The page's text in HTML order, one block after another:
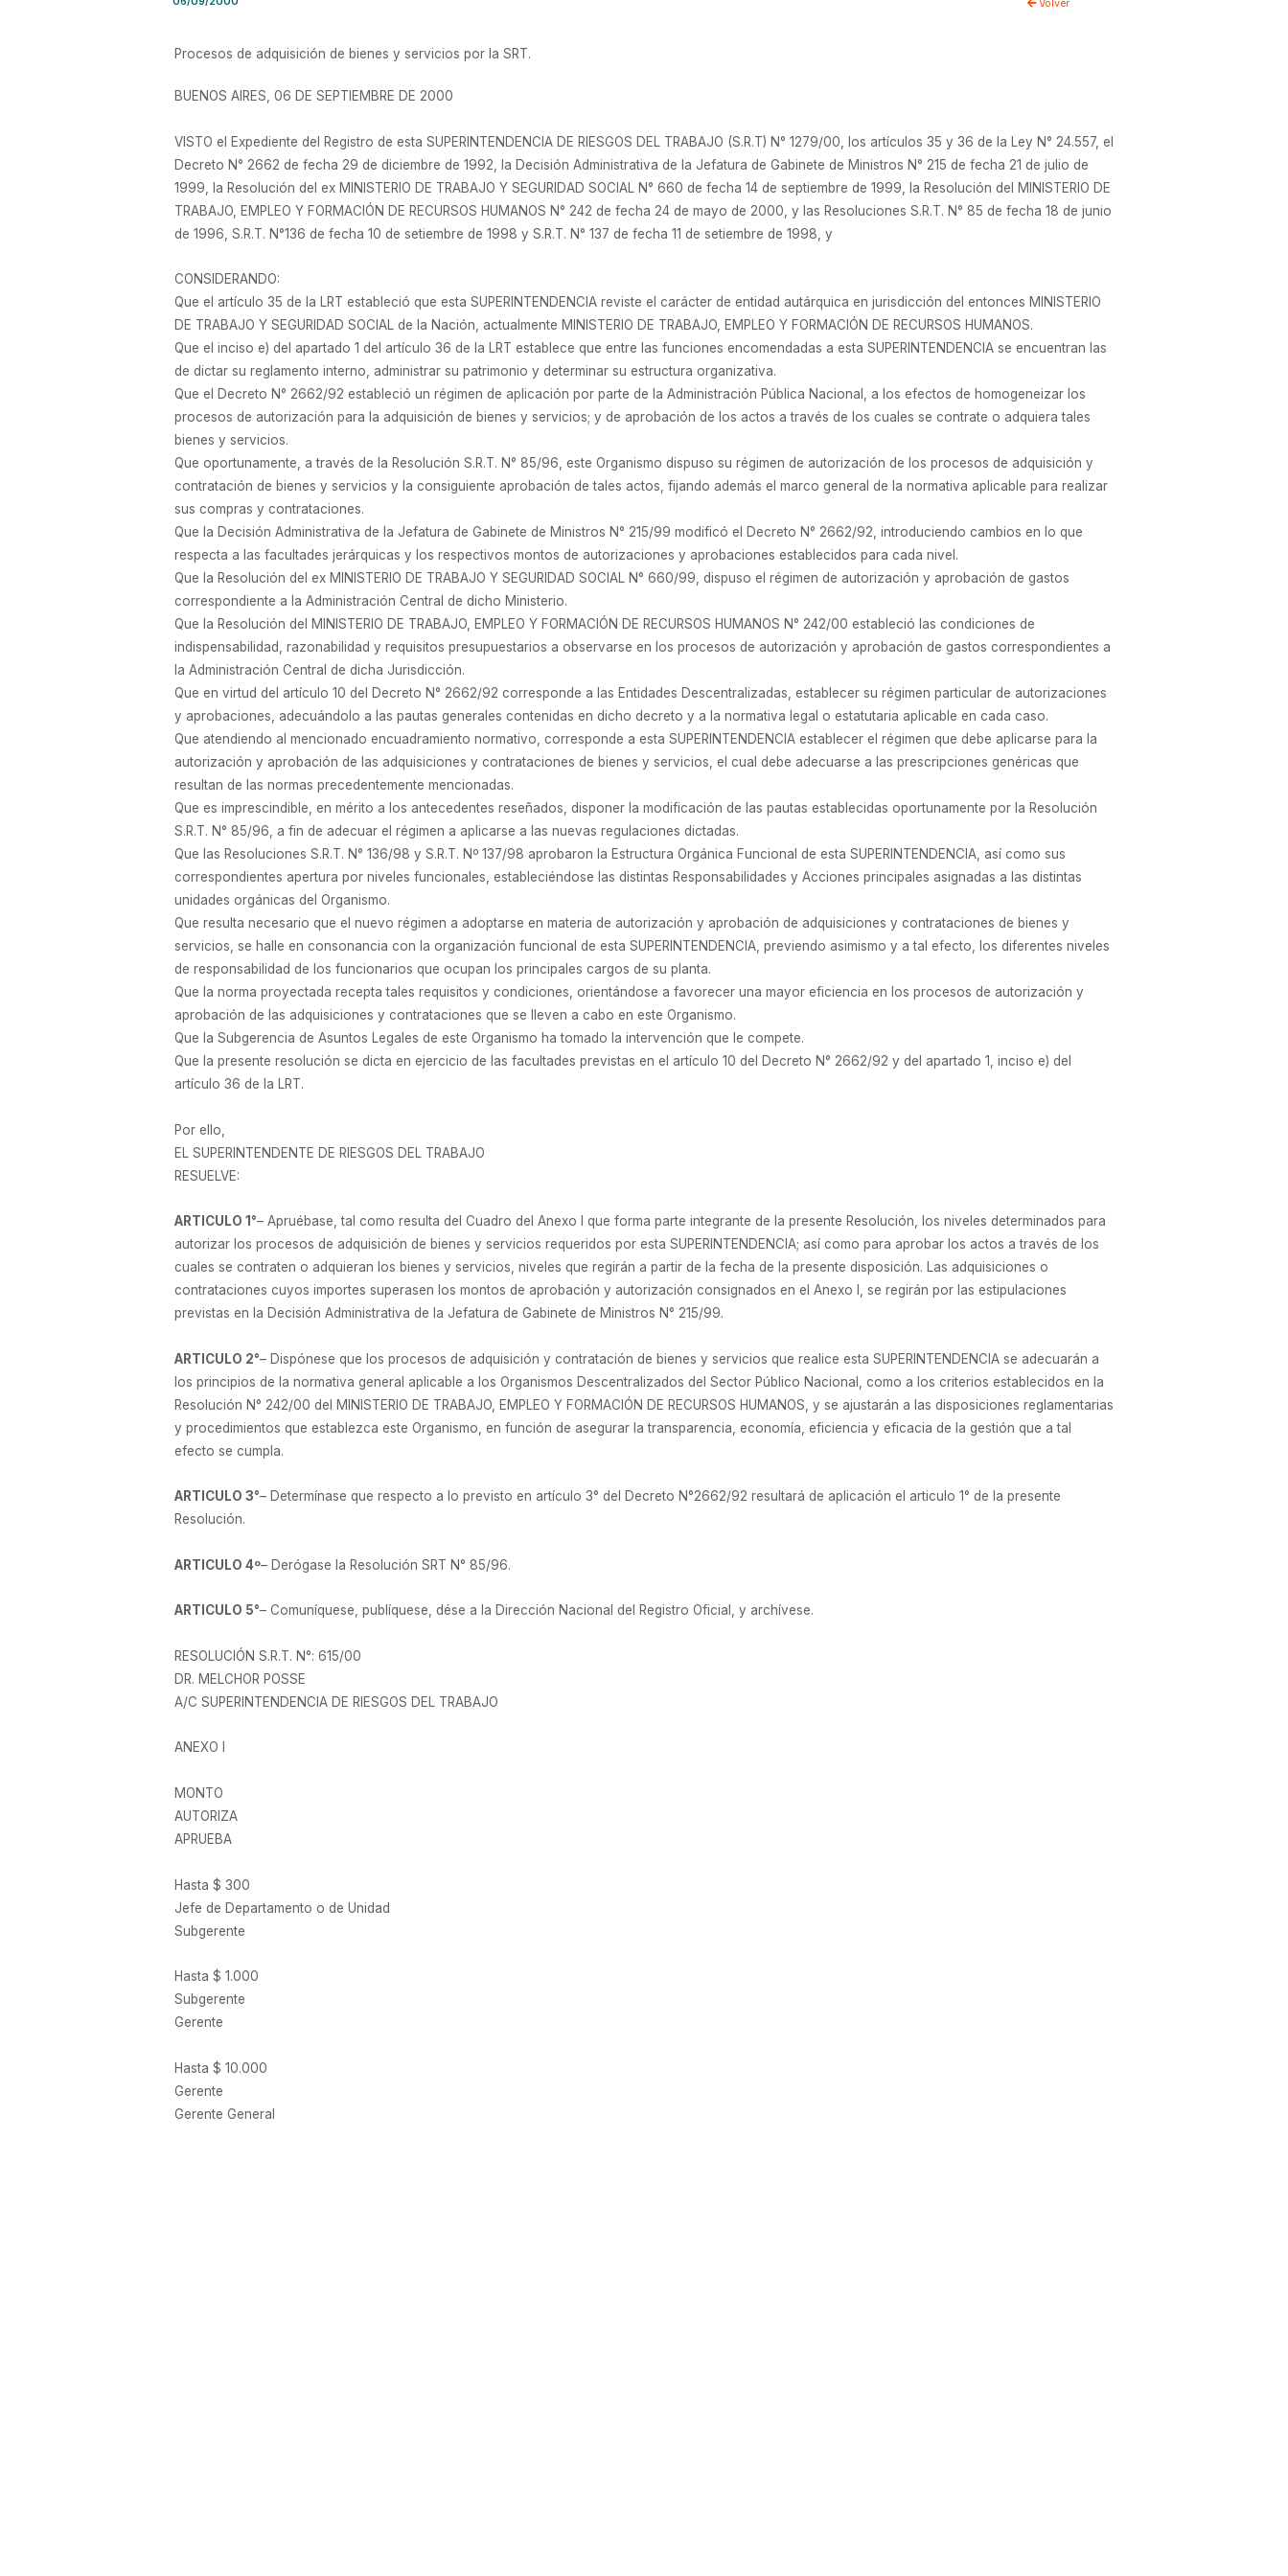
Volver
Procesos de adquisición de bienes y servicios por la SRT.
BUENOS AIRES, 06 DE SEPTIEMBRE DE 2000
VISTO el Expediente del Registro de esta SUPERINTENDENCIA DE RIESGOS DEL TRABAJO (S.R.T) N° 1279/00, los artículos 35 y 36 de la Ley N° 24.557, el
Decreto N° 2662 de fecha 29 de diciembre de 1992, la Decisión Administrativa de la Jefatura de Gabinete de Ministros N° 215 de fecha 21 de julio de
1999, la Resolución del ex MINISTERIO DE TRABAJO Y SEGURIDAD SOCIAL N° 660 de fecha 14 de septiembre de 1999, la Resolución del MINISTERIO DE
TRABAJO, EMPLEO Y FORMACIÓN DE RECURSOS HUMANOS N° 242 de fecha 24 de mayo de 2000, y las Resoluciones S.R.T. N° 85 de fecha 18 de junio
de 1996, S.R.T. N°136 de fecha 10 de setiembre de 1998 y S.R.T. N° 137 de fecha 11 de setiembre de 1998, y
CONSIDERANDO:
Que el artículo 35 de la LRT estableció que esta SUPERINTENDENCIA reviste el carácter de entidad autárquica en jurisdicción del entonces MINISTERIO
DE TRABAJO Y SEGURIDAD SOCIAL de la Nación, actualmente MINISTERIO DE TRABAJO, EMPLEO Y FORMACIÓN DE RECURSOS HUMANOS.
Que el inciso e) del apartado 1 del artículo 36 de la LRT establece que entre las funciones encomendadas a esta SUPERINTENDENCIA se encuentran las
de dictar su reglamento interno, administrar su patrimonio y determinar su estructura organizativa.
Que el Decreto N° 2662/92 estableció un régimen de aplicación por parte de la Administración Pública Nacional, a los efectos de homogeneizar los
procesos de autorización para la adquisición de bienes y servicios; y de aprobación de los actos a través de los cuales se contrate o adquiera tales
bienes y servicios.
Que oportunamente, a través de la Resolución S.R.T. N° 85/96, este Organismo dispuso su régimen de autorización de los procesos de adquisición y
contratación de bienes y servicios y la consiguiente aprobación de tales actos, fijando además el marco general de la normativa aplicable para realizar
sus compras y contrataciones.
Que la Decisión Administrativa de la Jefatura de Gabinete de Ministros N° 215/99 modificó el Decreto N° 2662/92, introduciendo cambios en lo que
respecta a las facultades jerárquicas y los respectivos montos de autorizaciones y aprobaciones establecidos para cada nivel.
Que la Resolución del ex MINISTERIO DE TRABAJO Y SEGURIDAD SOCIAL N° 660/99, dispuso el régimen de autorización y aprobación de gastos
correspondiente a la Administración Central de dicho Ministerio.
Que la Resolución del MINISTERIO DE TRABAJO, EMPLEO Y FORMACIÓN DE RECURSOS HUMANOS N° 242/00 estableció las condiciones de
indispensabilidad, razonabilidad y requisitos presupuestarios a observarse en los procesos de autorización y aprobación de gastos correspondientes a
la Administración Central de dicha Jurisdicción.
Que en virtud del artículo 10 del Decreto N° 2662/92 corresponde a las Entidades Descentralizadas, establecer su régimen particular de autorizaciones
y aprobaciones, adecuándolo a las pautas generales contenidas en dicho decreto y a la normativa legal o estatutaria aplicable en cada caso.
Que atendiendo al mencionado encuadramiento normativo, corresponde a esta SUPERINTENDENCIA establecer el régimen que debe aplicarse para la
autorización y aprobación de las adquisiciones y contrataciones de bienes y servicios, el cual debe adecuarse a las prescripciones genéricas que
resultan de las normas precedentemente mencionadas.
Que es imprescindible, en mérito a los antecedentes reseñados, disponer la modificación de las pautas establecidas oportunamente por la Resolución
S.R.T. N° 85/96, a fin de adecuar el régimen a aplicarse a las nuevas regulaciones dictadas.
Que las Resoluciones S.R.T. N° 136/98 y S.R.T. Nº 137/98 aprobaron la Estructura Orgánica Funcional de esta SUPERINTENDENCIA, así como sus
correspondientes apertura por niveles funcionales, estableciéndose las distintas Responsabilidades y Acciones principales asignadas a las distintas
unidades orgánicas del Organismo.
Que resulta necesario que el nuevo régimen a adoptarse en materia de autorización y aprobación de adquisiciones y contrataciones de bienes y
servicios, se halle en consonancia con la organización funcional de esta SUPERINTENDENCIA, previendo asimismo y a tal efecto, los diferentes niveles
de responsabilidad de los funcionarios que ocupan los principales cargos de su planta.
Que la norma proyectada recepta tales requisitos y condiciones, orientándose a favorecer una mayor eficiencia en los procesos de autorización y
aprobación de las adquisiciones y contrataciones que se lleven a cabo en este Organismo.
Que la Subgerencia de Asuntos Legales de este Organismo ha tomado la intervención que le compete.
Que la presente resolución se dicta en ejercicio de las facultades previstas en el artículo 10 del Decreto N° 2662/92 y del apartado 1, inciso e) del
artículo 36 de la LRT.
Por ello,
EL SUPERINTENDENTE DE RIESGOS DEL TRABAJO
RESUELVE:
ARTICULO 1°– Apruébase, tal como resulta del Cuadro del Anexo I que forma parte integrante de la presente Resolución, los niveles determinados para
autorizar los procesos de adquisición de bienes y servicios requeridos por esta SUPERINTENDENCIA; así como para aprobar los actos a través de los
cuales se contraten o adquieran los bienes y servicios, niveles que regirán a partir de la fecha de la presente disposición. Las adquisiciones o
contrataciones cuyos importes superasen los montos de aprobación y autorización consignados en el Anexo I, se regirán por las estipulaciones
previstas en la Decisión Administrativa de la Jefatura de Gabinete de Ministros N° 215/99.
ARTICULO 2°– Dispónese que los procesos de adquisición y contratación de bienes y servicios que realice esta SUPERINTENDENCIA se adecuarán a
los principios de la normativa general aplicable a los Organismos Descentralizados del Sector Público Nacional, como a los criterios establecidos en la
Resolución N° 242/00 del MINISTERIO DE TRABAJO, EMPLEO Y FORMACIÓN DE RECURSOS HUMANOS, y se ajustarán a las disposiciones reglamentarias
y procedimientos que establezca este Organismo, en función de asegurar la transparencia, economía, eficiencia y eficacia de la gestión que a tal
efecto se cumpla.
ARTICULO 3°– Determínase que respecto a lo previsto en artículo 3° del Decreto N°2662/92 resultará de aplicación el articulo 1° de la presente
Resolución.
ARTICULO 4º– Derógase la Resolución SRT N° 85/96.
ARTICULO 5°– Comuníquese, publíquese, dése a la Dirección Nacional del Registro Oficial, y archívese.
RESOLUCIÓN S.R.T. N°: 615/00
DR. MELCHOR POSSE
A/C SUPERINTENDENCIA DE RIESGOS DEL TRABAJO
ANEXO I
MONTO
AUTORIZA
APRUEBA
Hasta $ 300
Jefe de Departamento o de Unidad
Subgerente
Hasta $ 1.000
Subgerente
Gerente
Hasta $ 10.000
Gerente
Gerente General